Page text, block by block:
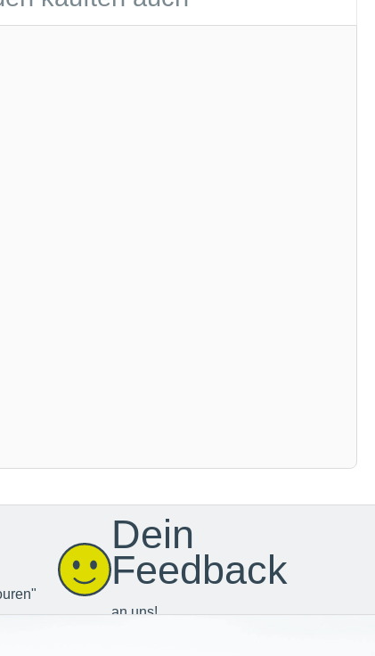
Dein
Feedback
an uns!